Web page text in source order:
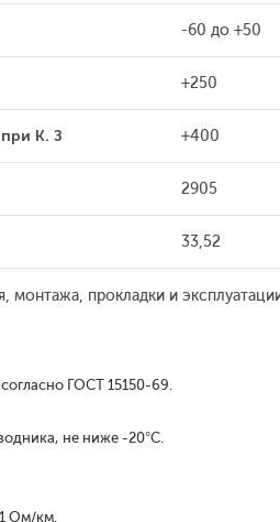
-60 до +50
+250
К. З +400
2905
33,52
монтажа, прокладки и
ГОСТ 15150-69.
не ниже -20°С.
Ом/км.